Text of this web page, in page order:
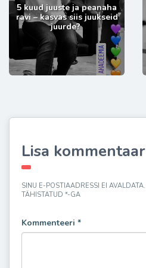
5 kuud juuste ja peanaha
ravi – kasvas siis juukseid
juurde?
Lisa kommentaar
SINU E-POSTIAADRESSI EI AVALDATA.
TÄHISTATUD *-GA
Kommenteeri *